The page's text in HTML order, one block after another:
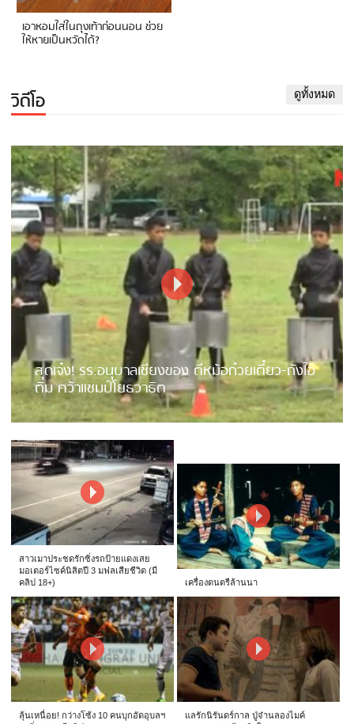
เอาหอมใส่ในถุงเท้าก่อนนอน ช่วย
ให้หายเป็นหวัดได้?
วิดีโอ ดูทั้งหมด
สุดเจ๋ง! รร.อนุบาลเชียงของ ตีหม้อก๋วยเตี๋ยว-ถังไอ
ติม คว้าแชมป์โยธวาธิต
สาวเมาประชดรักซิ่งรถป้ายแดงเสย
มอเตอร์ไซค์นิสิตปี 3 มฟลเสียชีวิต (มี
คลิป 18+)
เครื่องดนตรีล้านนา
ลุ้นเหนื่อย! กว่างโซ้ง 10 คนบุกอัดอุบลฯ
แลรักนิรันดร์กาล ปู่จ๋านลองไมค์